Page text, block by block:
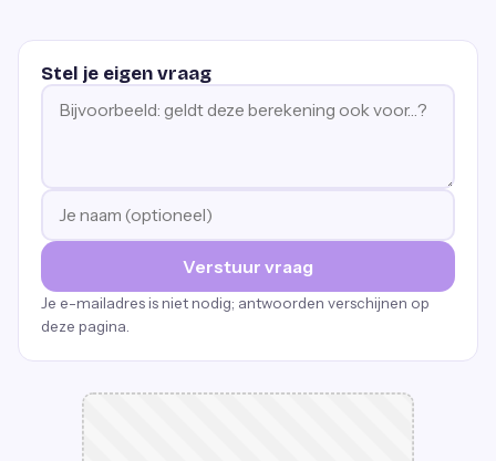
Stel je eigen vraag
Verstuur vraag
Je e-mailadres is niet nodig; antwoorden verschijnen op
deze pagina.